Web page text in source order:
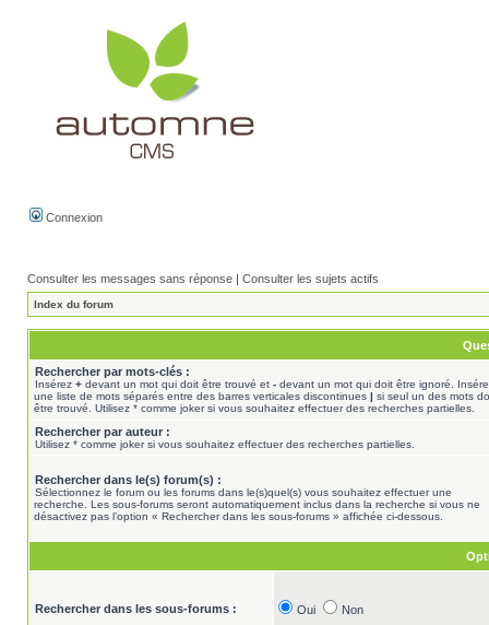
Connexion
Consulter les messages sans réponse | Consulter les sujets actifs
Index du forum
Rechercher par mots-clés :
Insérez + devant un mot qui doit être trouvé et - devant un mot qui doit être ignoré.
une liste de mots séparés entre des barres verticales discontinues | si seul un des mots
être trouvé. Utilisez * comme joker si vous souhaitez effectuer des recherches partielles.
Rechercher par auteur :
Utilisez * comme joker si vous souhaitez effectuer des recherches partielles.
Rechercher dans le(s) forum(s) :
Sélectionnez le forum ou les forums dans le(s)quel(s) vous souhaitez effectuer une
recherche. Les sous-forums seront automatiquement inclus dans la recherche si vous ne
désactivez pas l’option « Rechercher dans les sous-forums » affichée ci-dessous.
Rechercher dans les sous-forums : Oui Non